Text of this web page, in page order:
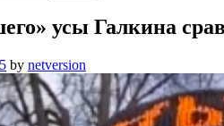
усы Галкина
by netversion